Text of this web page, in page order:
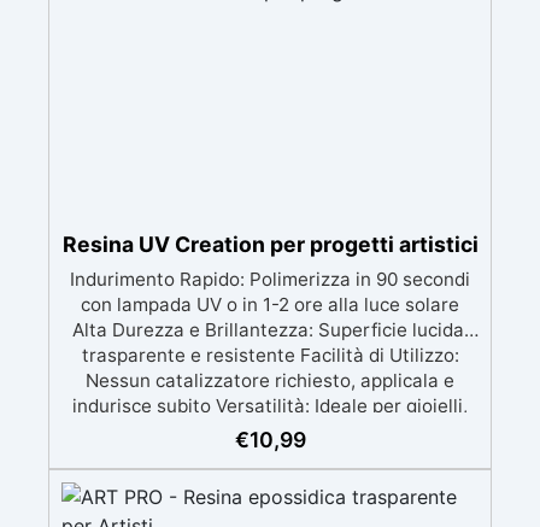
garage, cortili, magazzini e piazzali, resistente
Resina UV Creation per progetti artistici
Indurimento Rapido: Polimerizza in 90 secondi
con lampada UV o in 1-2 ore alla luce solare
Alta Durezza e Brillantezza: Superficie lucida,
trasparente e resistente Facilità di Utilizzo:
Nessun catalizzatore richiesto, applicala e
indurisce subito Versatilità: Ideale per gioielli,
accessori e decorazioni personalizzate Nuova
Formula: Non lascia superfici appiccicose,
€10,99